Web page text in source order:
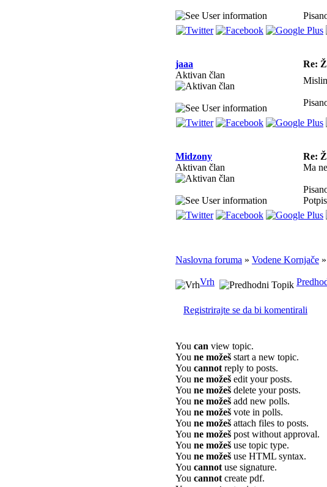
jaaa Re:
Aktivan član
Midzony Re:
Aktivan član
Ma
Naslovna foruma » Vodene Kornjače »
Vrh
Registrirajte se da bi komentirali
You can view topic.
You ne možeš start a new topic.
You cannotreply to posts.
You ne možeš edit your posts.
You ne možeš delete your posts.
You ne možeš add new polls.
You ne možeš vote in polls.
You ne možeš attach files to posts.
You ne možeš post without approval.
You ne možeš use topic type.
You ne možeš use HTML syntax.
You cannotuse signature.
You cannotcreate pdf.